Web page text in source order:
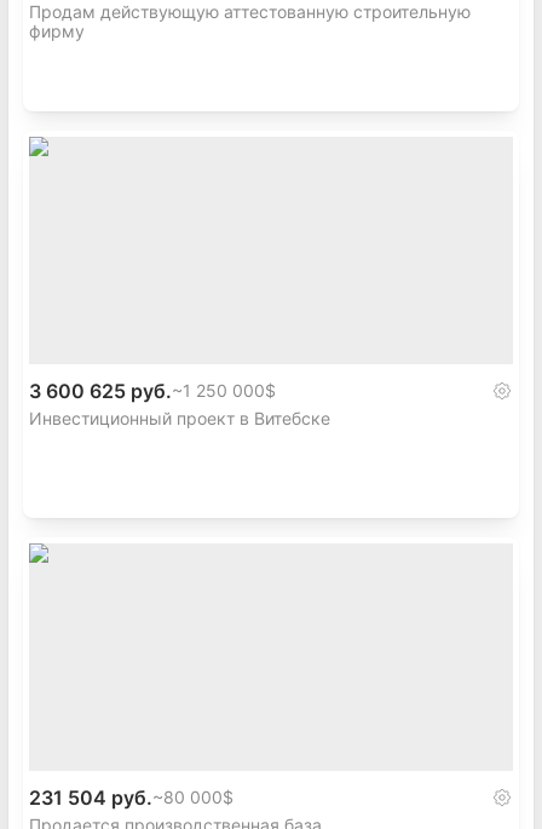
Продам действующую аттестованную строительную
фирму
3 600 625 руб.~1 250 000$
Инвестиционный проект в Витебске
231 504 руб.~80 000$
Продается производственная база